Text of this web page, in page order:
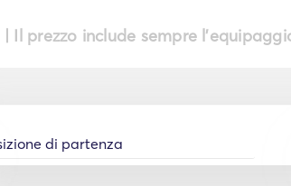
| Il prezzo include sempre